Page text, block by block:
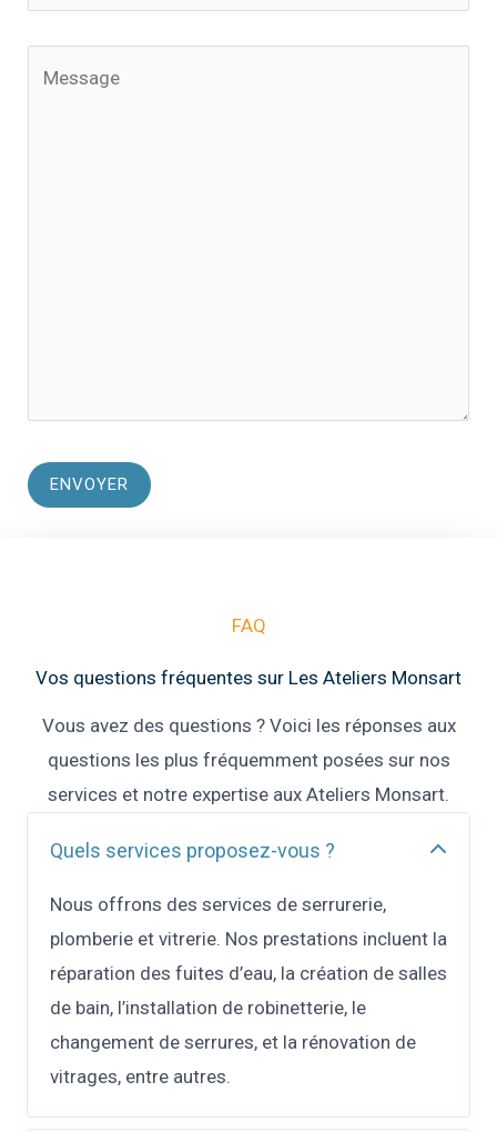
FAQ
Vos questions fréquentes sur Les Ateliers Monsart
Vous avez des questions ? Voici les réponses aux
questions les plus fréquemment posées sur nos
services et notre expertise aux Ateliers Monsart.
Quels services proposez-vous ?
Nous offrons des services de serrurerie,
plomberie et vitrerie. Nos prestations incluent la
réparation des fuites d’eau, la création de salles
de bain, l’installation de robinetterie, le
changement de serrures, et la rénovation de
vitrages, entre autres.